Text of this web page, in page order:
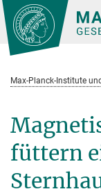
Hauptinhalt
Max-Planck-Institute
füttern